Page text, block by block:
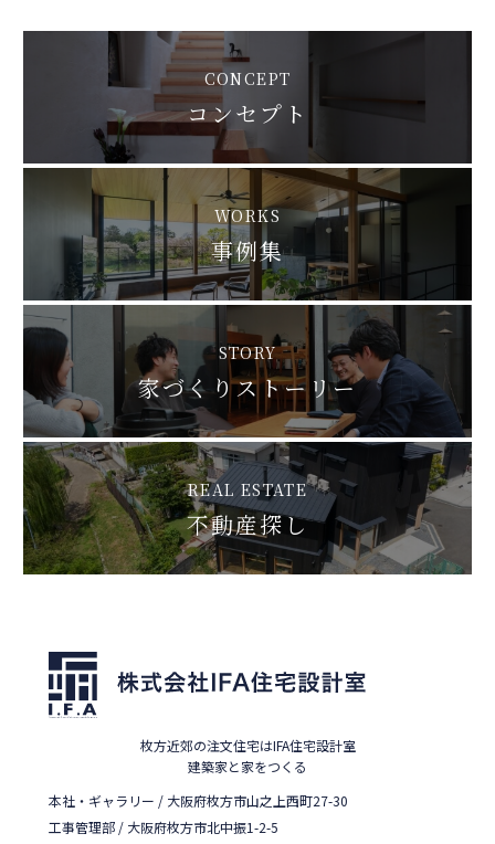
CONCEPT
コンセプト
WORKS
事例集
STORY
家づくりストーリー
REAL ESTATE
不動産探し
枚方近郊の注文住宅はIFA住宅設計室
建築家と家をつくる
本社・ギャラリー / 大阪府枚方市山之上西町27-30
工事管理部 / 大阪府枚方市北中振1-2-5